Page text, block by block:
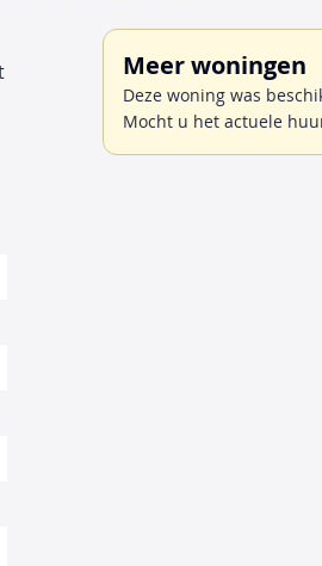
Meer woningen
Deze woning was
Mocht u het actuele